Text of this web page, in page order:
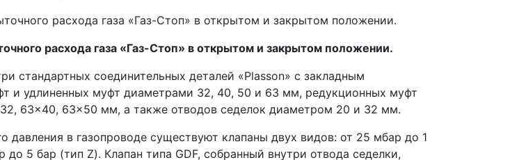
расхода газа «Газ-Стоп» в открытом и закрытом положении.
стандартных соединительных деталей «Plasson» с закладным
и удлиненных муфт диаметрами 32, 40, 50 и 63 мм, редукционных муфт
63x40, 63x50 мм, а также отводов седелок диаметром 20 и 32 мм.
давления в газопроводе существуют клапаны двух видов: от 25 мбар до 1
5 бар (тип Z). Клапан типа GDF, собранный внутри отвода седелки,